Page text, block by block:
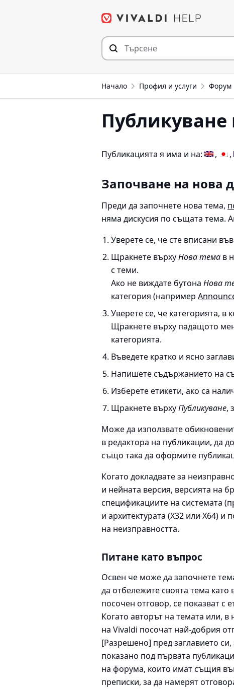
Начало Профил и услуги Форум
Публикацията я има и на:
Започване на нова
Преди да започнете нова тема,
няма дискусия по същата тема.
Уверете се, че сте вписани
Щракнете върхуНова тема в
с теми.
Ако не виждате бутонаНова
категория (например
Уверете се, че категорията, в
Щракнете върху падащото
категорията.
Въведете кратко и ясно
Напишете съдържанието на
Изберете етикети, ако са
Щракнете върхуПубликуване,
Може да използвате
в редактора на публикации, да
също така да оформите
Когато докладвате за
и нейната версия, версията на
спецификациите на системата
и архитектурата (X32 или X64) и
на неизправността.
Питане като въпрос
Освен че може да започнете
да отбележите своята тема
посочен отговор, се показват с
Когато авторът на темата или,
на Vivaldi посочат най-добрия
[Разрешено] пред заглавието
показано под първата
на форума, които имат същия
преписки, за да намерят